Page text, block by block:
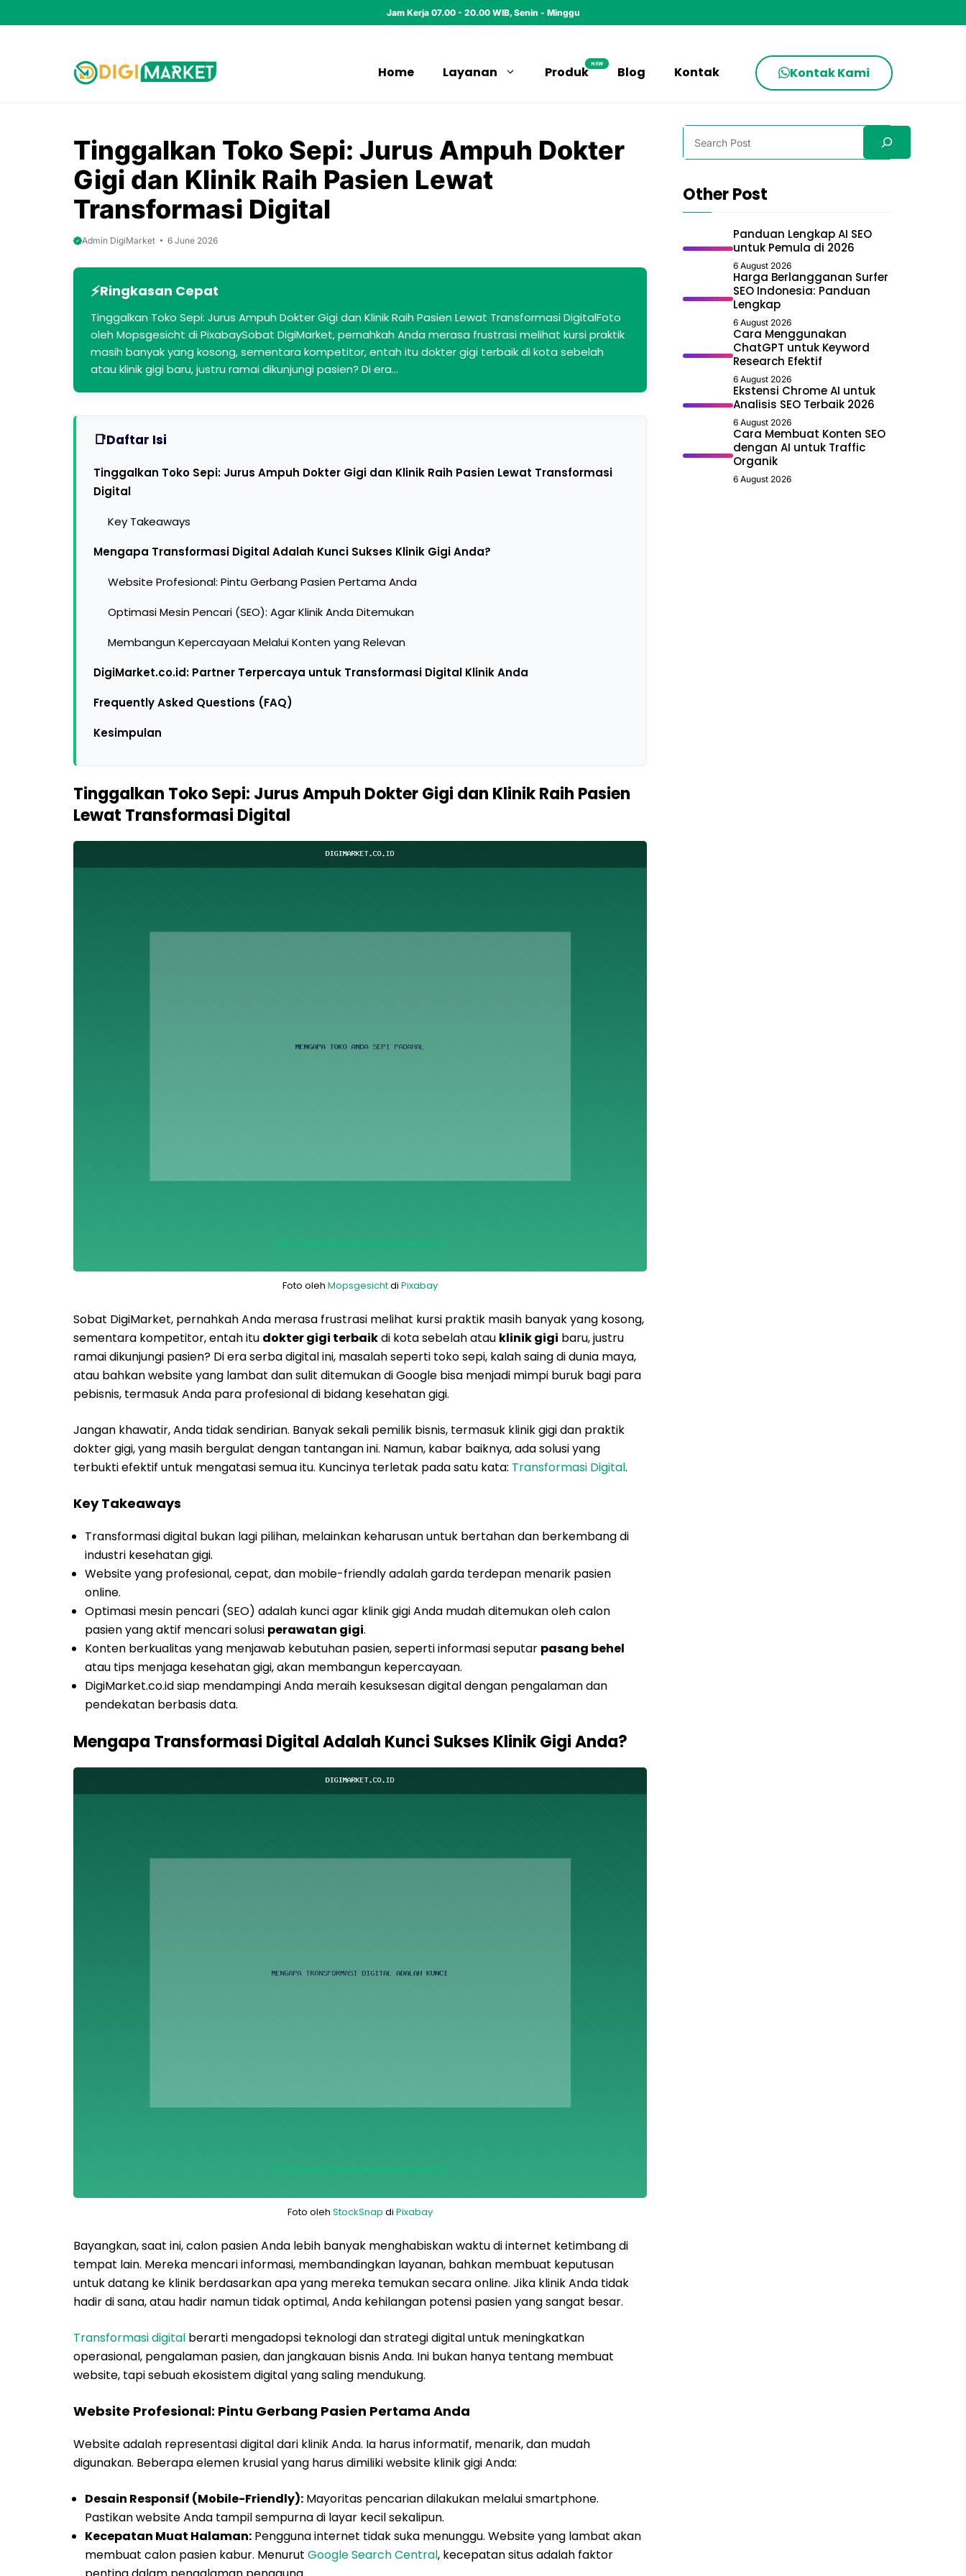
to
Jam Kerja 07.00 - 20.00 WIB, Senin - Minggu
Home Layanan Produk
NEW
Blog Kontak Kontak Kami
Tinggalkan Toko Sepi: Jurus Ampuh Dokter
Gigi dan Klinik Raih Pasien Lewat
Transformasi Digital
Admin DigiMarket 6 June 2026
Ringkasan Cepat
Tinggalkan Toko Sepi: Jurus Ampuh Dokter Gigi dan Klinik Raih Pasien Lewat Transformasi DigitalFoto
oleh Mopsgesicht di PixabaySobat DigiMarket, pernahkah Anda merasa frustrasi melihat kursi praktik
masih banyak yang kosong, sementara kompetitor, entah itu dokter gigi terbaik di kota sebelah
atau klinik gigi baru, justru ramai dikunjungi pasien? Di era…
Daftar Isi
Tinggalkan Toko Sepi: Jurus Ampuh Dokter Gigi dan Klinik Raih Pasien Lewat Transformasi
Digital
Key Takeaways
Mengapa Transformasi Digital Adalah Kunci Sukses Klinik Gigi Anda?
Website Profesional: Pintu Gerbang Pasien Pertama Anda
Optimasi Mesin Pencari (SEO): Agar Klinik Anda Ditemukan
Membangun Kepercayaan Melalui Konten yang Relevan
DigiMarket.co.id: Partner Terpercaya untuk Transformasi Digital Klinik Anda
Frequently Asked Questions (FAQ)
Kesimpulan
Tinggalkan Toko Sepi: Jurus Ampuh Dokter Gigi dan Klinik Raih Pasien
Lewat Transformasi Digital
Foto oleh Mopsgesichtdi Pixabay
Sobat DigiMarket, pernahkah Anda merasa frustrasi melihat kursi praktik masih banyak yang kosong,
sementara kompetitor, entah itu dokter gigi terbaikdi kota sebelah atau klinik gigi baru, justru
ramai dikunjungi pasien? Di era serba digital ini, masalah seperti toko sepi, kalah saing di dunia maya,
atau bahkan website yang lambat dan sulit ditemukan di Google bisa menjadi mimpi buruk bagi para
pebisnis, termasuk Anda para profesional di bidang kesehatan gigi.
Jangan khawatir, Anda tidak sendirian. Banyak sekali pemilik bisnis, termasuk klinik gigi dan praktik
dokter gigi, yang masih bergulat dengan tantangan ini. Namun, kabar baiknya, ada solusi yang
terbukti efektif untuk mengatasi semua itu. Kuncinya terletak pada satu kata: Transformasi Digital.
Key Takeaways
Transformasi digital bukan lagi pilihan, melainkan keharusan untuk bertahan dan berkembang di
industri kesehatan gigi.
Website yang profesional, cepat, dan mobile-friendly adalah garda terdepan menarik pasien
online.
Optimasi mesin pencari (SEO) adalah kunci agar klinik gigi Anda mudah ditemukan oleh calon
pasien yang aktif mencari solusi perawatan gigi.
Konten berkualitas yang menjawab kebutuhan pasien, seperti informasi seputar pasang behel
atau tips menjaga kesehatan gigi, akan membangun kepercayaan.
DigiMarket.co.id siap mendampingi Anda meraih kesuksesan digital dengan pengalaman dan
pendekatan berbasis data.
Mengapa Transformasi Digital Adalah Kunci Sukses Klinik Gigi Anda?
Foto oleh StockSnap di Pixabay
Bayangkan, saat ini, calon pasien Anda lebih banyak menghabiskan waktu di internet ketimbang di
tempat lain. Mereka mencari informasi, membandingkan layanan, bahkan membuat keputusan
untuk datang ke klinik berdasarkan apa yang mereka temukan secara online. Jika klinik Anda tidak
hadir di sana, atau hadir namun tidak optimal, Anda kehilangan potensi pasien yang sangat besar.
Transformasi digital berarti mengadopsi teknologi dan strategi digital untuk meningkatkan
operasional, pengalaman pasien, dan jangkauan bisnis Anda. Ini bukan hanya tentang membuat
website, tapi sebuah ekosistem digital yang saling mendukung.
Website Profesional: Pintu Gerbang Pasien Pertama Anda
Website adalah representasi digital dari klinik Anda. Ia harus informatif, menarik, dan mudah
digunakan. Beberapa elemen krusial yang harus dimiliki website klinik gigi Anda:
Desain Responsif (Mobile-Friendly): Mayoritas pencarian dilakukan melalui smartphone.
Pastikan website Anda tampil sempurna di layar kecil sekalipun.
Kecepatan Muat Halaman: Pengguna internet tidak suka menunggu. Website yang lambat akan
membuat calon pasien kabur. Menurut Google Search Central, kecepatan situs adalah faktor
Search
Other Post
Panduan Lengkap AI SEO
untuk Pemula di 2026
6 August 2026
Harga Berlangganan Surfer
SEO Indonesia: Panduan
Lengkap
6 August 2026
Cara Menggunakan
ChatGPT untuk Keyword
Research Efektif
6 August 2026
Ekstensi Chrome AI untuk
Analisis SEO Terbaik 2026
6 August 2026
Cara Membuat Konten SEO
dengan AI untuk Traffic
Organik
6 August 2026